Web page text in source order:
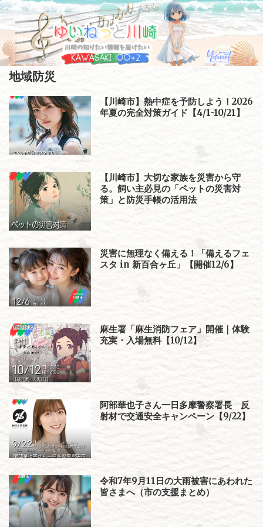
Skip
content
地域防災
【川崎市】熱中症を予防しよう！2026
年夏の完全対策ガイド【4/1-10/21】
【川崎市】大切な家族を災害から守
る。飼い主必見の「ペットの災害対
策」と防災手帳の活用法
災害に無理なく備える！「備えるフェ
スタ in 新百合ヶ丘」【開催12/6】
麻生署「麻生消防フェア」開催｜体験
充実・入場無料【10/12】
阿部華也子さん一日多摩警察署長 反
射材で交通安全キャンペーン【9/22】
令和7年9月11日の大雨被害にあわれた
皆さまへ（市の支援まとめ）